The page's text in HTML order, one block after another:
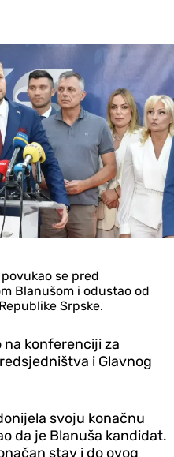
se pred
Blanušom i odustao od
Srpske.
konferenciji za
i Glavnog
svoju konačnu
da je Blanuša kandidat.
stav i do ovog